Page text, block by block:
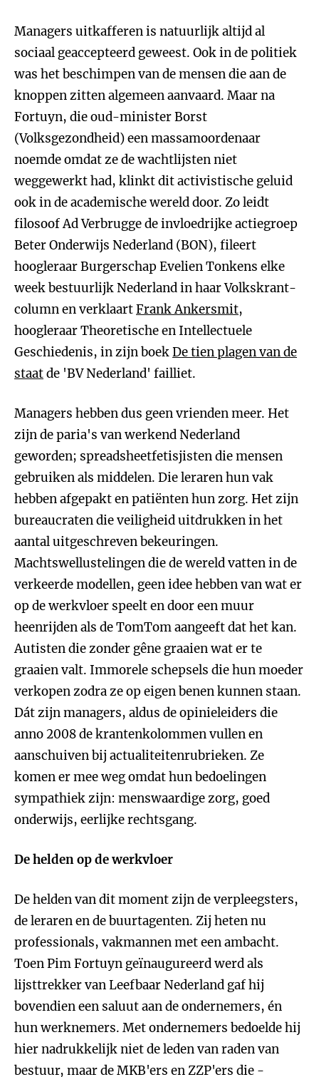
Managers uitkafferen is natuurlijk altijd al
sociaal geaccepteerd geweest. Ook in de politiek
was het beschimpen van de mensen die aan de
knoppen zitten algemeen aanvaard. Maar na
Fortuyn, die oud-minister Borst
(Volksgezondheid) een massamoordenaar
noemde omdat ze de wachtlijsten niet
weggewerkt had, klinkt dit activistische geluid
ook in de academische wereld door. Zo leidt
filosoof Ad Verbrugge de invloedrijke actiegroep
Beter Onderwijs Nederland (BON), fileert
hoogleraar Burgerschap Evelien Tonkens elke
week bestuurlijk Nederland in haar Volkskrant-
column en verklaartFrank Ankersmit,
hoogleraar Theoretische en Intellectuele
Geschiedenis, in zijn boekDe tien plagen van de
staatde 'BV Nederland' failliet.
Managers hebben dus geen vrienden meer. Het
zijn de paria's van werkend Nederland
geworden; spreadsheetfetisjisten die mensen
gebruiken als middelen. Die leraren hun vak
hebben afgepakt en patiënten hun zorg. Het zijn
bureaucraten die veiligheid uitdrukken in het
aantal uitgeschreven bekeuringen.
Machtswellustelingen die de wereld vatten in de
verkeerde modellen, geen idee hebben van wat er
op de werkvloer speelt en door een muur
heenrijden als de TomTom aangeeft dat het kan.
Autisten die zonder gêne graaien wat er te
graaien valt. Immorele schepsels die hun moeder
verkopen zodra ze op eigen benen kunnen staan.
Dát zijn managers, aldus de opinieleiders die
anno 2008 de krantenkolommen vullen en
aanschuiven bij actualiteitenrubrieken. Ze
komen er mee weg omdat hun bedoelingen
sympathiek zijn: menswaardige zorg, goed
onderwijs, eerlijke rechtsgang.
De helden op de werkvloer
De helden van dit moment zijn de verpleegsters,
de leraren en de buurtagenten. Zij heten nu
professionals, vakmannen met een ambacht.
Toen Pim Fortuyn geïnaugureerd werd als
lijsttrekker van Leefbaar Nederland gaf hij
bovendien een saluut aan de ondernemers, én
hun werknemers. Met ondernemers bedoelde hij
hier nadrukkelijk niet de leden van raden van
bestuur, maar de MKB'ers en ZZP'ers die -